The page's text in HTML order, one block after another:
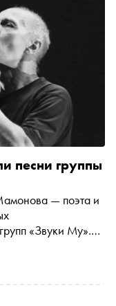
песни группы
— поэта и
«Звуки Му».